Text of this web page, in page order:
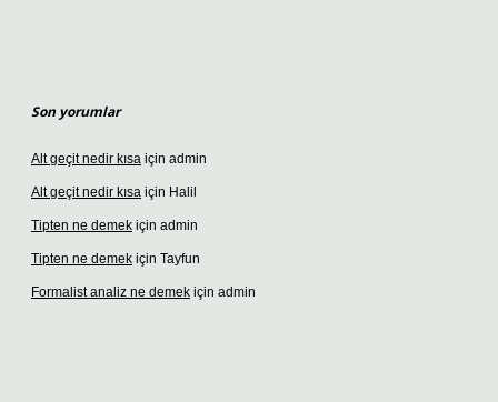
Son yorumlar
Alt geçit nedir kısa için admin
Alt geçit nedir kısa için Halil
Tipten ne demek için admin
Tipten ne demek için Tayfun
Formalist analiz ne demek için admin